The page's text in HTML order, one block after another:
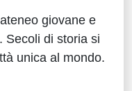
giovane e
Secoli di storia si
unica al mondo.